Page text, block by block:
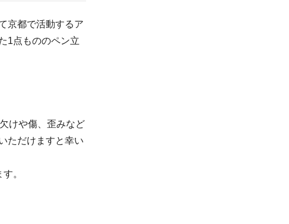
京都で活動するア
1点もののペン立
けや傷、歪みなど
ただけますと幸い
。